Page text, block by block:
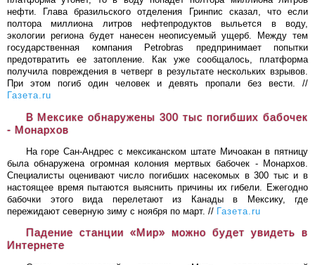
нефти. Глава бразильского отделения Гринпис сказал, что если
полтора миллиона литров нефтепродуктов выльется в воду,
экологии региона будет нанесен неописуемый ущерб. Между тем
государственная компания Petrobras предпринимает попытки
предотвратить ее затопление. Как уже сообщалось, платформа
получила повреждения в четверг в результате нескольких взрывов.
При этом погиб один человек и девять пропали без вести. //
Газета.ru
В Мексике обнаружены 300 тыс погибших бабочек
- Монархов
На горе Сан-Андрес с мексиканском штате Мичоакан в пятницу
была обнаружена огромная колония мертвых бабочек - Монархов.
Специалисты оценивают число погибших насекомых в 300 тыс и в
настоящее время пытаются выяснить причины их гибели. Ежегодно
бабочки этого вида перелетают из Канады в Мексику, где
пережидают северную зиму с ноября по март. // Газета.ru
Падение станции «Мир» можно будет увидеть в
Интернете